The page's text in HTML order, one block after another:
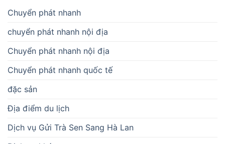
Chuyển phát nhanh
chuyển phát nhanh nội địa
Chuyển phát nhanh nội địa
Chuyển phát nhanh quốc tế
đặc sản
Địa điểm du lịch
Dịch vụ Gửi Trà Sen Sang Hà Lan